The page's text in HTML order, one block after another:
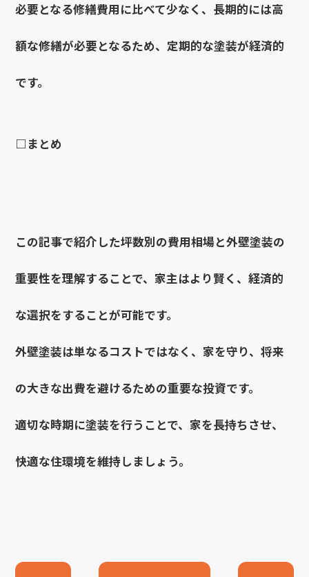
必要となる修繕費用に比べて少なく、長期的には高
額な修繕が必要となるため、定期的な塗装が経済的
です。
□まとめ
この記事で紹介した坪数別の費用相場と外壁塗装の
重要性を理解することで、家主はより賢く、経済的
な選択をすることが可能です。
外壁塗装は単なるコストではなく、家を守り、将来
の大きな出費を避けるための重要な投資です。
適切な時期に塗装を行うことで、家を長持ちさせ、
快適な住環境を維持しましょう。